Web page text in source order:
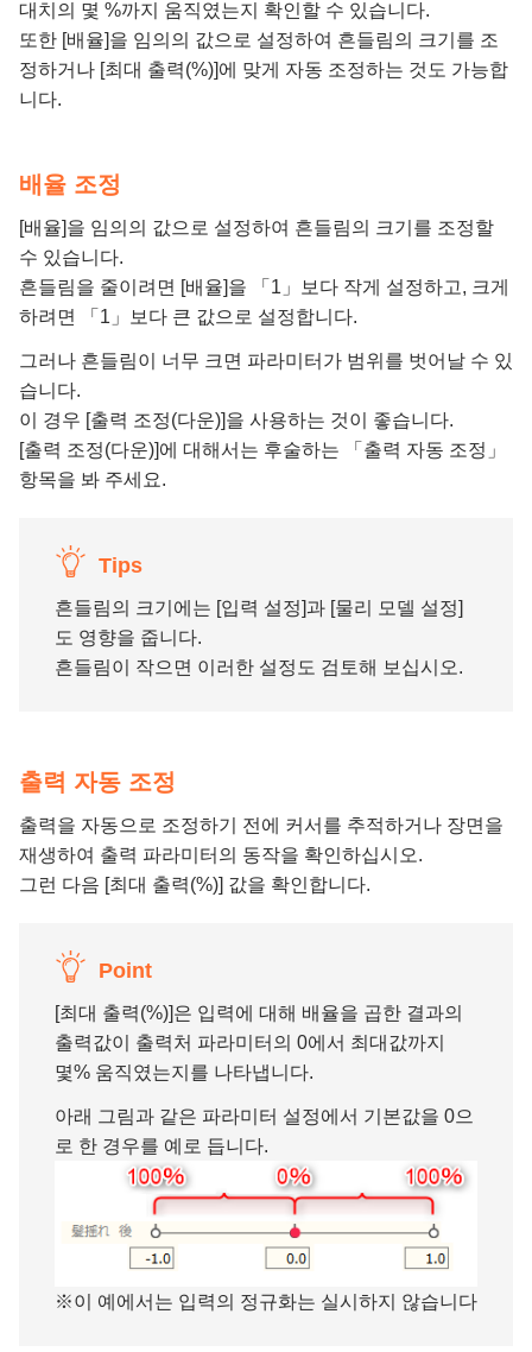
대치의 몇 %까지 움직였는지 확인할 수 있습니다.
또한 [배율]을 임의의 값으로 설정하여 흔들림의 크기를 조
정하거나 [최대 출력(%)]에 맞게 자동 조정하는 것도 가능합
니다.
배율 조정
[배율]을 임의의 값으로 설정하여 흔들림의 크기를 조정할
수 있습니다.
흔들림을 줄이려면 [배율]을 「1」보다 작게 설정하고, 크게
하려면 「1」보다 큰 값으로 설정합니다.
그러나 흔들림이 너무 크면 파라미터가 범위를 벗어날 수 있
습니다.
이 경우 [출력 조정(다운)]을 사용하는 것이 좋습니다.
[출력 조정(다운)]에 대해서는 후술하는 「출력 자동 조정」
항목을 봐 주세요.
Tips
흔들림의 크기에는 [입력 설정]과 [물리 모델 설정]
도 영향을 줍니다.
흔들림이 작으면 이러한 설정도 검토해 보십시오.
출력 자동 조정
출력을 자동으로 조정하기 전에 커서를 추적하거나 장면을
재생하여 출력 파라미터의 동작을 확인하십시오.
그런 다음 [최대 출력(%)] 값을 확인합니다.
Point
[최대 출력(%)]은 입력에 대해 배율을 곱한 결과의
출력값이 출력처 파라미터의 0에서 최대값까지
몇% 움직였는지를 나타냅니다.
아래 그림과 같은 파라미터 설정에서 기본값을 0으
로 한 경우를 예로 듭니다.
※이 예에서는 입력의 정규화는 실시하지 않습니다